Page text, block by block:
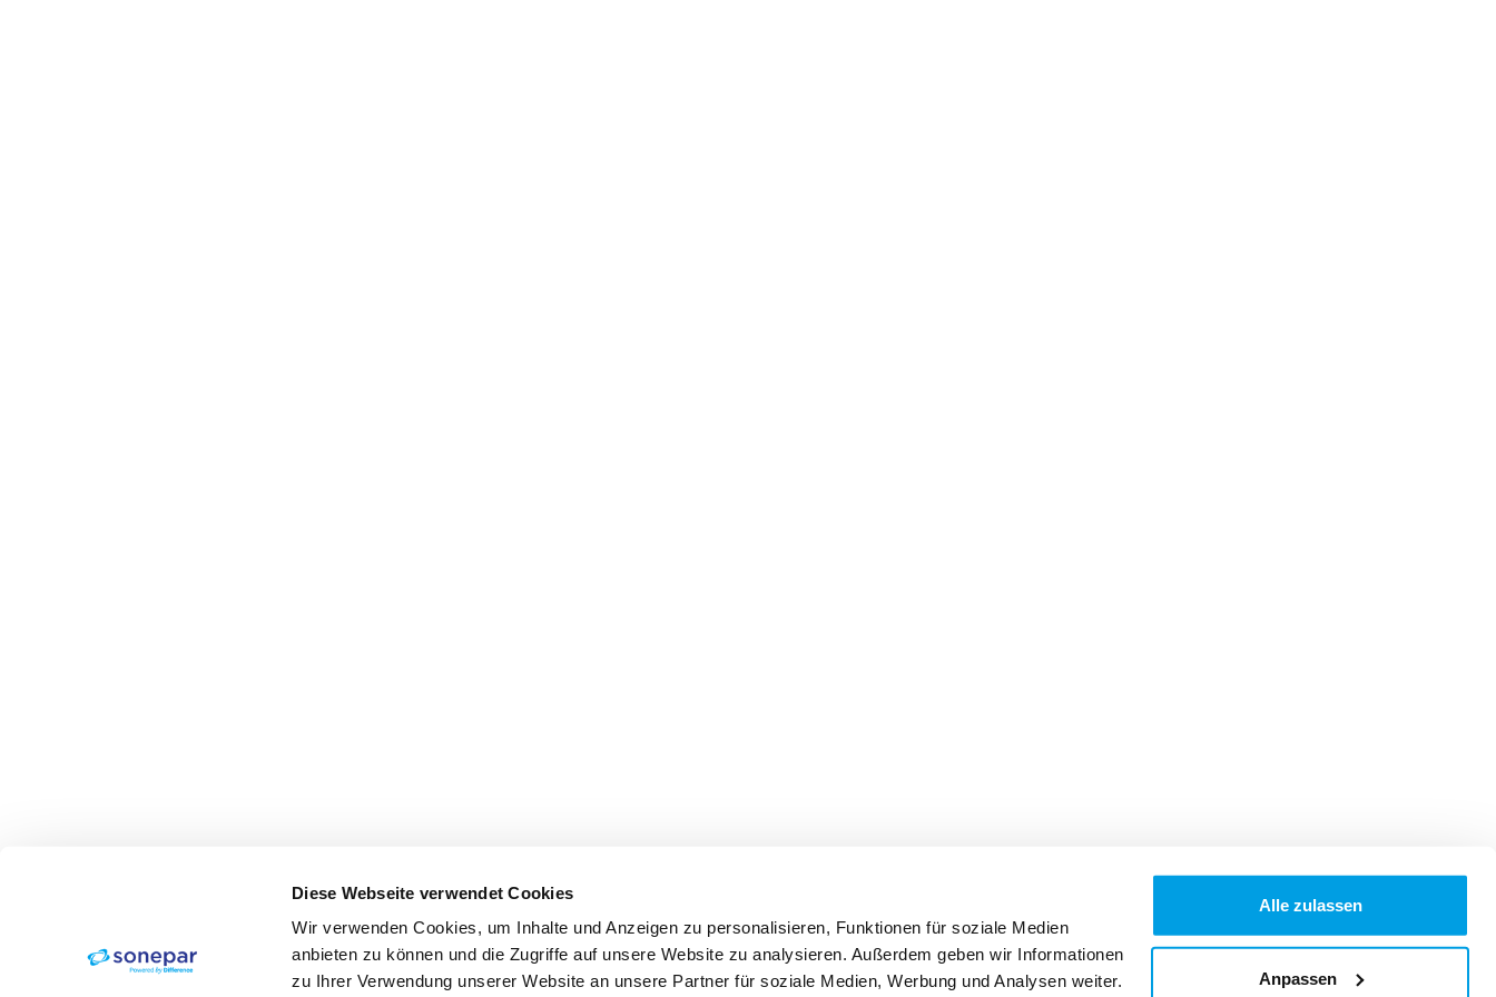
Diese Webseite verwendet Cookies
Wir verwenden Cookies, um Inhalte und Anzeigen zu personalisieren, Funktionen für soziale Medien
anbieten zu können und die Zugriffe auf unsere Website zu analysieren. Außerdem geben wir Informationen
zu Ihrer Verwendung unserer Website an unsere Partner für soziale Medien, Werbung und Analysen weiter.
Alle zulassen
Anpassen